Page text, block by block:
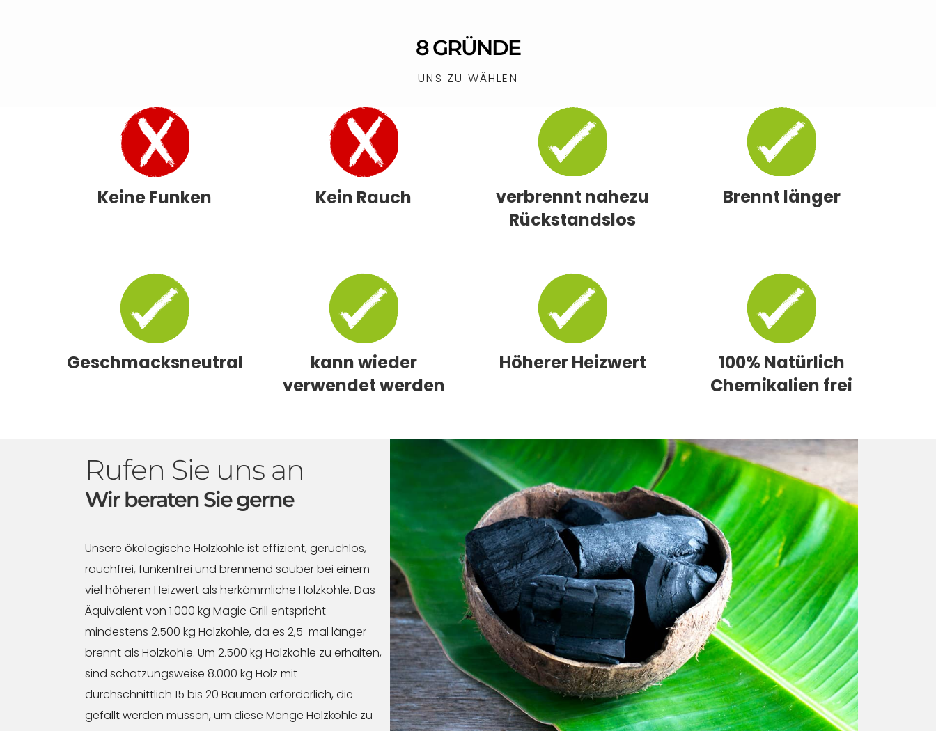
8 GRÜNDE
UNS ZU WÄHLEN
Keine Funken Kein Rauch
verbrennt nahezu
Rückstandslos
Brennt länger
Geschmacksneutral
kann wieder
verwendet werden
Höherer Heizwert
100% Natürlich
Chemikalien frei
Wir beraten Sie gerne
Rufen Sie uns an
Unsere ökologische Holzkohle ist effizient, geruchlos,
rauchfrei, funkenfrei und brennend sauber bei einem
viel höheren Heizwert als herkömmliche Holzkohle. Das
Äquivalent von 1.000 kg Magic Grill entspricht
mindestens 2.500 kg Holzkohle, da es 2,5-mal länger
brennt als Holzkohle. Um 2.500 kg Holzkohle zu erhalten,
sind schätzungsweise 8.000 kg Holz mit
durchschnittlich 15 bis 20 Bäumen erforderlich, die
gefällt werden müssen, um diese Menge Holzkohle zu